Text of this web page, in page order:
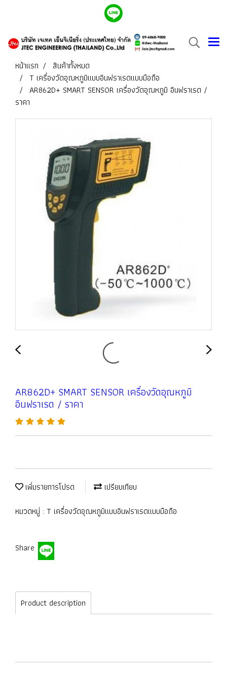
หน้าแรก
สินค้าทั้งหมด
T เครื่องวัดอุณหภูมิแบบอินฟราเรดแบบมือถือ
AR862D+ SMART SENSOR เครื่องวัดอุณหภูมิ อินฟราเรด /
ราคา
AR862D+ SMART SENSOR เครื่องวัดอุณหภูมิ
อินฟราเรด / ราคา
เพิ่มรายการโปรด
เปรียบเทียบ
หมวดหมู่ : T เครื่องวัดอุณหภูมิแบบอินฟราเรดแบบมือถือ
Share
Product description